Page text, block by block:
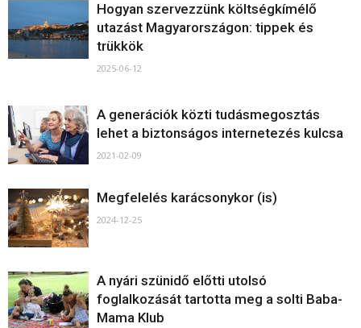
Hogyan szervezzünk költségkímélő
utazást Magyarországon: tippek és
trükkök
2025-06-12
A generációk közti tudásmegosztás
lehet a biztonságos internetezés kulcsa
2021-02-09
Megfelelés karácsonykor (is)
2024-12-25
A nyári szünidő előtti utolsó
foglalkozását tartotta meg a solti Baba-
Mama Klub